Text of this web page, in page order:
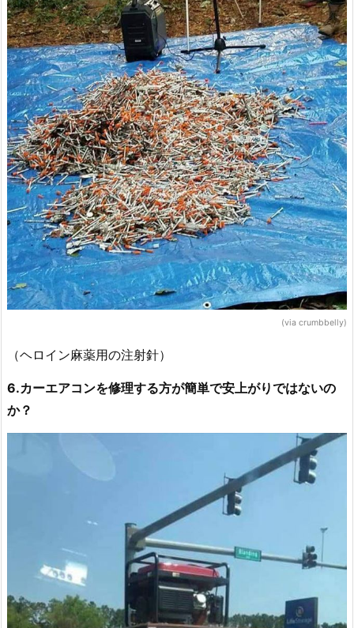
(via crumbbelly)
（ヘロイン麻薬用の注射針）
6.カーエアコンを修理する方が簡単で安上がりではないの
か？